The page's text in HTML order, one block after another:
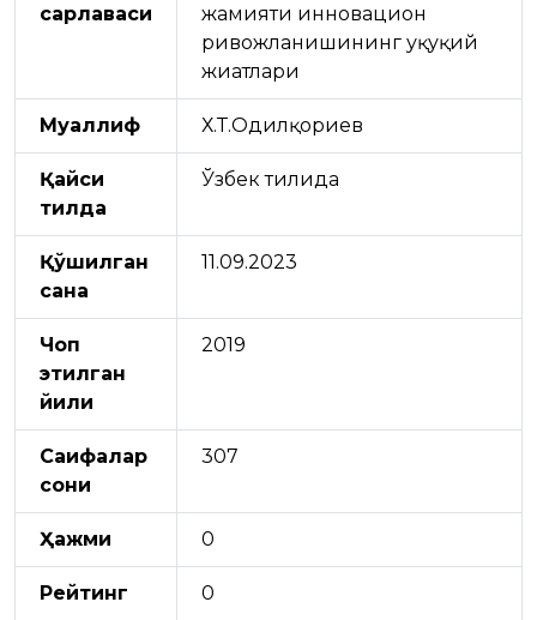
сарлавҳаси
жамияти инновацион
ривожланишининг ҳуқуқий
жиҳатлари
Муаллиф Х.Т.Одилқориев
Қайси
тилда
Ўзбек тилида
Қўшилган
сана
11.09.2023
Чоп
этилган
йили
2019
Саҳифалар
сони
307
Ҳажми 0
Рейтинг 0